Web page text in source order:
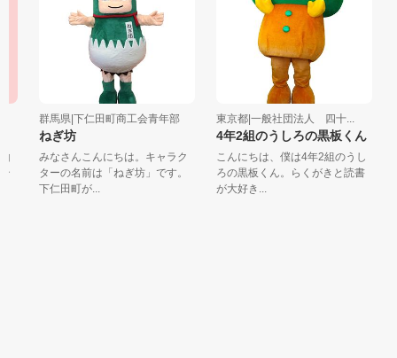
群馬県|下仁田町商工会青年部
ねぎ坊
みなさんこんにちは。キャラク
ターの名前は「ねぎ坊」です。
下仁田町が...
東京都|一般社団法人 四十...
4年2組のうしろの黒板くん
こんにちは、僕は4年2組のうし
ろの黒板くん。らくがきと読書
が大好き...